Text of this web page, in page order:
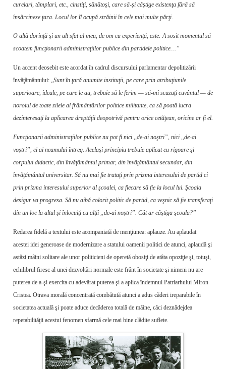
curelari, tâmplari, etc., cinstiţi, sănătoşi, care să-şi câştige existenţa fără să
însărcineze ţara. Locul lor îl ocupă străinii în cele mai multe părţi.
O altă dorinţă şi un alt sfat al meu, de om cu experienţă, este: A sosit momentul să
scoatem funcţionarii administraţiilor pu­blice din partidele politice…”
Un accent deosebit este acordat în cadrul discursului parlamentar depolitizării
învăţământului: „Sunt în ţară anumite instituţii, pe care prin atribuţiunile
superioare, ideale, pe care le au, trebuie să le ferim — să-mi scuzaţi cuvântul — de
noroiul de toate zilele al frământărilor politice militante, ca să poată lucra
dezinteresaţi la aplicarea dreptăţii deopotrivă pentru orice cetăţean, oricine ar fi el.
Funcţionarii administraţiilor publice nu pot fi nici ,,de-ai noştri”, nici ,,de-ai
voştri”, ci ai neamului întreg. Acelaşi principiu trebuie aplicat cu rigoare şi
corpului didactic, din învăţământul primar, din învăţământul se­cundar, din
învăţământul universitar. Să nu mai fie trataţi prin prizma interesului de partid ci
prin prizma interesului superior al şcoalei, ca fiecare să fie la locul lui. Şcoala
desigur va progresa. Să nu aibă colorit politic de partid, ca veşnic să fie transferaţi
din un loc la altul şi înlocuiţi cu alţii „de-ai noştri”. Cât ar câştiga şcoala?”
Redarea fidelă a textului este acompaniată de menţiunea: aplauze. Au aplaudat
acestei idei generoase de modernizare a statului oamenii politici de atunci, aplaudă şi
astăzi mâini solitare ale unor politicieni de operetă obosiţi de atâta opoziţie şi, totuşi,
echilibrul firesc al unei dezvoltări normale este frânt în societate şi nimeni nu are
puterea de a-şi exercita cu adevărat puterea şi a aplica îndemnul Patriarhului Miron
Cristea. Otrava morală concentrată combătută atunci a adus căderi ireparabile în
societatea actuală şi poate aduce decăderea totală de mâine, căci deznădejdea
repetabilităţii acestui fenomen sfarmă cele mai bine clădite suflete.